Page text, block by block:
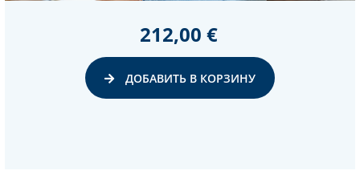
212,00 €
ДОБАВИТЬ В КОРЗИНУ